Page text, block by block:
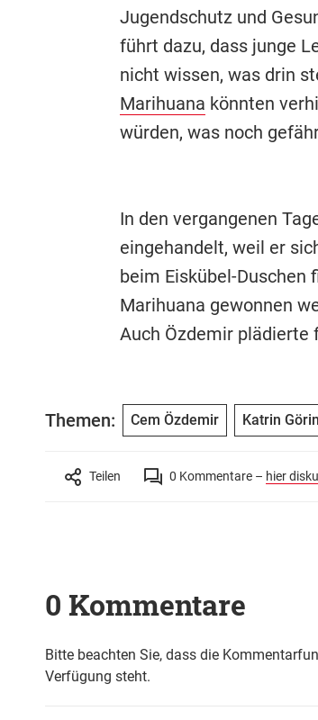
Jugendschutz und
führt dazu, dass junge
nicht wissen, was drin
Marihuana könnten
würden, was noch
In den vergangenen
eingehandelt, weil er
beim Eiskübel-Duschen
Marihuana gewonnen
Auch Özdemir plädierte
Themen: Cem Özdemir Katrin
Teilen 0 Kommentare – hier
0 Kommentare
Bitte beachten Sie, dass die
Verfügung steht.